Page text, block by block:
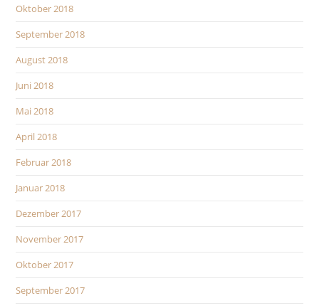
Oktober 2018
September 2018
August 2018
Juni 2018
Mai 2018
April 2018
Februar 2018
Januar 2018
Dezember 2017
November 2017
Oktober 2017
September 2017